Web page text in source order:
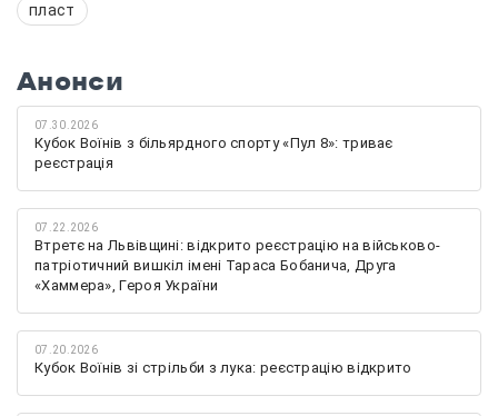
пласт
Анонси
07.30.2026
Кубок Воїнів з більярдного спорту «Пул 8»: триває
реєстрація
07.22.2026
Втретє на Львівщині: відкрито реєстрацію на військово-
патріотичний вишкіл імені Тараса Бобанича, Друга
«Хаммера», Героя України
07.20.2026
Кубок Воїнів зі стрільби з лука: реєстрацію відкрито